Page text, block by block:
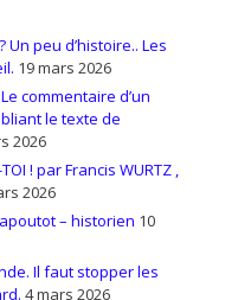
Un peu d’histoire.. Les
19 mars 2026
commentaire d’un
le texte de
2026
TOI ! par Francis WURTZ ,
2026
– historien 10
Il faut stopper les
4 mars 2026